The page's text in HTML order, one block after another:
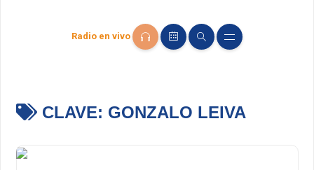
Radio en vivo
CLAVE: GONZALO LEIVA